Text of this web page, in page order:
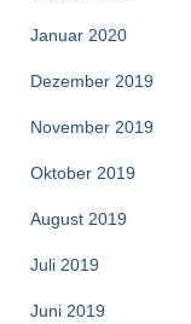
Januar 2020
Dezember 2019
November 2019
Oktober 2019
August 2019
Juli 2019
Juni 2019